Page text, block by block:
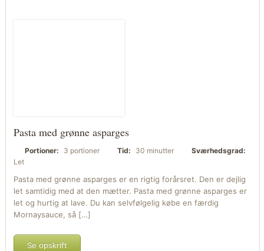
Pasta med grønne asparges
Portioner: 3 portioner Tid: 30 minutter
Sværhedsgrad:
Let
Pasta med grønne asparges er en rigtig forårsret. Den er dejlig
let samtidig med at den mætter. Pasta med grønne asparges er
let og hurtig at lave. Du kan selvfølgelig købe en færdig
Mornaysauce, så […]
Se opskrift